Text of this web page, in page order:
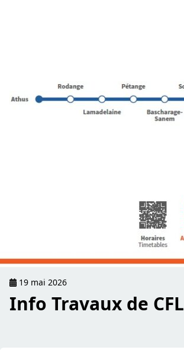
19 mai 2026
Info Travaux de CFL